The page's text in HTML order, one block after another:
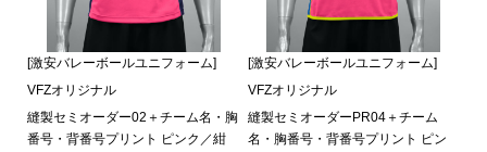
[激安バレーボールユニフォーム]
VFZオリジナル
縫製セミオーダー02＋チーム名・胸
番号・背番号プリント ピンク／紺
[激安バレーボールユニフォーム]
VFZオリジナル
縫製セミオーダーPR04＋チーム
名・胸番号・背番号プリント ピン